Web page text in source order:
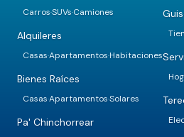
Carros·SUVs·Camiones
Alquileres
Casas·Apartamentos·Habitaciones
Bienes Raíces
Casas·Apartamentos·Solares
Pa' Chinchorrear